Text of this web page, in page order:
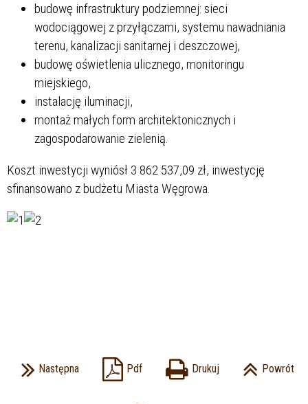
budowę infrastruktury podziemnej: sieci
wodociągowej z przyłączami, systemu nawadniania
terenu, kanalizacji sanitarnej i deszczowej,
budowę oświetlenia ulicznego, monitoringu
miejskiego,
instalację iluminacji,
montaż małych form architektonicznych i
zagospodarowanie zielenią.
Koszt inwestycji wyniósł 3 862 537,09 zł, inwestycję
sfinansowano z budżetu Miasta Węgrowa.
Następna Pdf Drukuj Powrót